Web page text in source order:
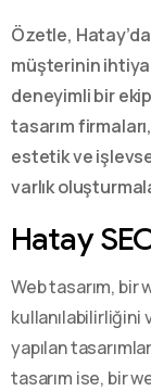
Özetle,
müşterinin
deneyimli bir
tasarım
estetik ve
varlık
Hatay
Web tasarım,
kullanılabilirliğini
yapılan
tasarım ise, bir